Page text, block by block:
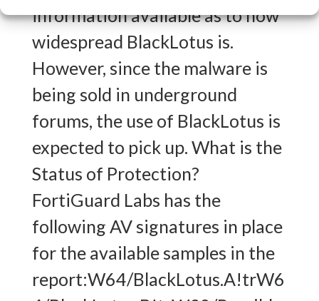
information available as to how
widespread BlackLotus is.
However, since the malware is
being sold in underground
forums, the use of BlackLotus is
expected to pick up. What is the
Status of Protection?
FortiGuard Labs has the
following AV signatures in place
for the available samples in the
report:W64/BlackLotus.A!trW6